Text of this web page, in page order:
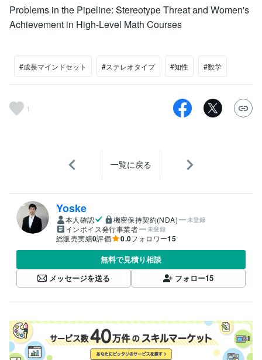
Problems in the Pipeline: Stereotype Threat and Women's
Achievement in High-Level Math Courses
#成長マインドセット #ステレオタイプ #知性 #数学
1
一覧に戻る
Yoske
本人確認 機密保持契約(NDA) 未登録
インボイス発行事業者 未登録
総販売実績0評価 0.0フォロワー15
無料で見積り相談
メッセージを送る
フォロー15